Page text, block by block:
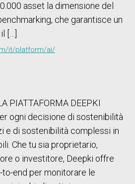
asset la dimensione del
che garantisce un
[…]
it/platform/ai/
PIATTAFORMA DEEPKI
ogni decisione di sostenibilità
e di sostenibilità complessi in
Che tu sia proprietario,
o investitore, Deepki offre
end per monitorare le